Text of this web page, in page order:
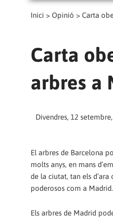
Inici > Opinió > Carta
Carta
arbres a
Divendres, 12
El arbres de Barcelona
molts anys, en mans
de la ciutat, tan els
poderosos com a Madrid.
Els arbres de Madrid